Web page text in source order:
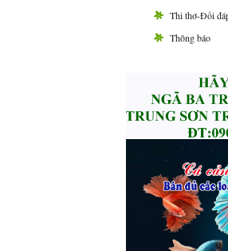
Thi thơ-Đối
Thông báo